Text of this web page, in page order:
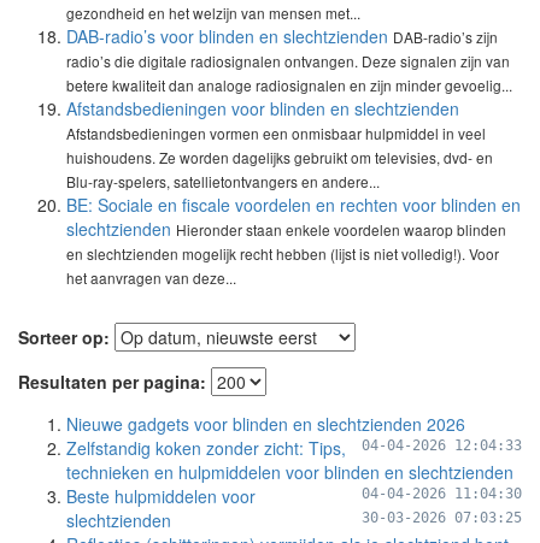
gezondheid en het welzijn van mensen met...
DAB-radio’s voor blinden en slechtzienden DAB-radio’s zijn
radio’s die digitale radiosignalen ontvangen. Deze signalen zijn van
betere kwaliteit dan analoge radiosignalen en zijn minder gevoelig...
Afstandsbedieningen voor blinden en slechtzienden
Afstandsbedieningen vormen een onmisbaar hulpmiddel in veel
huishoudens. Ze worden dagelijks gebruikt om televisies, dvd- en
Blu-ray-spelers, satellietontvangers en andere...
BE: Sociale en fiscale voordelen en rechten voor blinden en
slechtzienden Hieronder staan enkele voordelen waarop blinden
en slechtzienden mogelijk recht hebben (lijst is niet volledig!). Voor
het aanvragen van deze...
Sorteer op:
Resultaten per pagina:
Nieuwe gadgets voor blinden en slechtzienden 2026
04-04-2026 12:04:33
Zelfstandig koken zonder zicht: Tips,
technieken en hulpmiddelen voor blinden en slechtzienden
04-04-2026 11:04:30
Beste hulpmiddelen voor
slechtzienden
30-03-2026 07:03:25